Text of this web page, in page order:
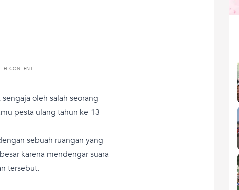
CONTENT
oleh salah seorang
pesta ulang tahun ke-13
sebuah ruangan yang
karena mendengar suara
tersebut.